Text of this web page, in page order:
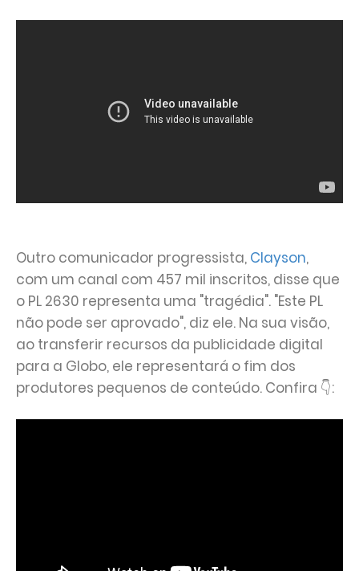
Outro comunicador progressista, Clayson,
com um canal com 457 mil inscritos, disse que
o PL 2630 representa uma "tragédia". "Este PL
não pode ser aprovado", diz ele. Na sua visão,
ao transferir recursos da publicidade digital
para a Globo, ele representará o fim dos
produtores pequenos de conteúdo. Confira 👇: